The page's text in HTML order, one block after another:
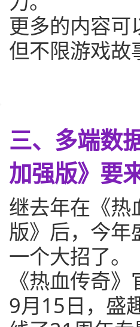
更多的内容可
但不限游戏故
三、多端数
加强版》要
继去年在《热
版》后，今年
一个大招了。
《热血传奇
9月15日，盛